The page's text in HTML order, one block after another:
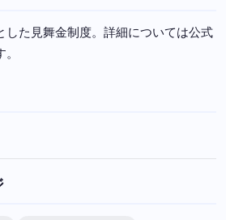
した見舞金制度。詳細については公式